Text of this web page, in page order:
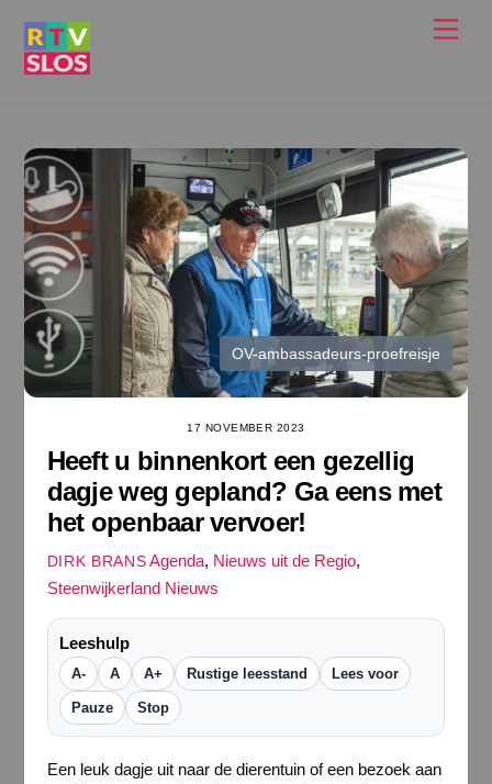
OV-ambassadeurs-proefreisje
17 NOVEMBER 2023
Heeft u binnenkort een gezellig
dagje weg gepland? Ga eens met
het openbaar vervoer!
DIRK BRANS Agenda, Nieuws uit de Regio,
Steenwijkerland Nieuws
Leeshulp
A- A A+ Rustige leesstand Lees voor
Pauze Stop
Een leuk dagje uit naar de dierentuin of een bezoek aan